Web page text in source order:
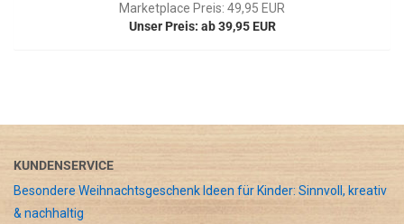
Marketplace Preis: 49,95 EUR
Unser Preis: ab 39,95 EUR
KUNDENSERVICE
Besondere Weihnachtsgeschenk Ideen für Kinder: Sinnvoll, kreativ
& nachhaltig